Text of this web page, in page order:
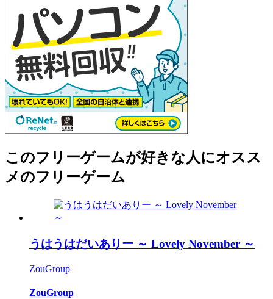
このフリーゲームが好きな人にオスス
メのフリーゲーム
うはうはだいありー ～ Lovely November ～
ZouGroup
ZouGroup